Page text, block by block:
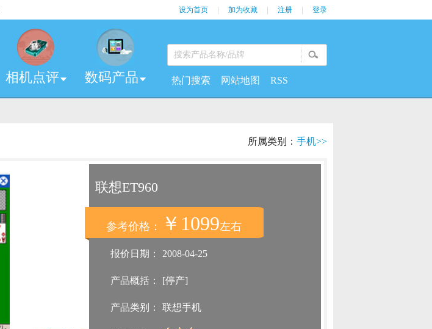
设为首页 加为收藏 注册 登录
相机点评 数码产品 热门搜索 网站地图 RSS
所属类别： 手机>>
联想ET960
参考价格： ￥1099左右
报价日期： 2008-04-25
产品概括： [停产]
产品类别： 联想手机